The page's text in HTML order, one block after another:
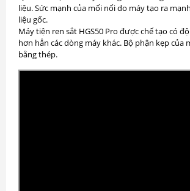
liệu. Sức mạnh của mối nối do máy tạo ra
liệu gốc.
Máy tiện ren sắt HGS50 Pro được chế tạo có
hơn hẳn các dòng máy khác. Bộ phận kẹp của
bằng thép.